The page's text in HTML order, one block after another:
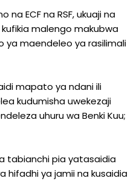
ECF na RSF, ukuaji na
malengo makubwa
ya maendeleo ya rasilimali
mapato ya ndani ili
kudumisha uwekezaji
uhuru wa Benki Kuu;
tabianchi pia yatasaidia
hifadhi ya jamii na kusaidia